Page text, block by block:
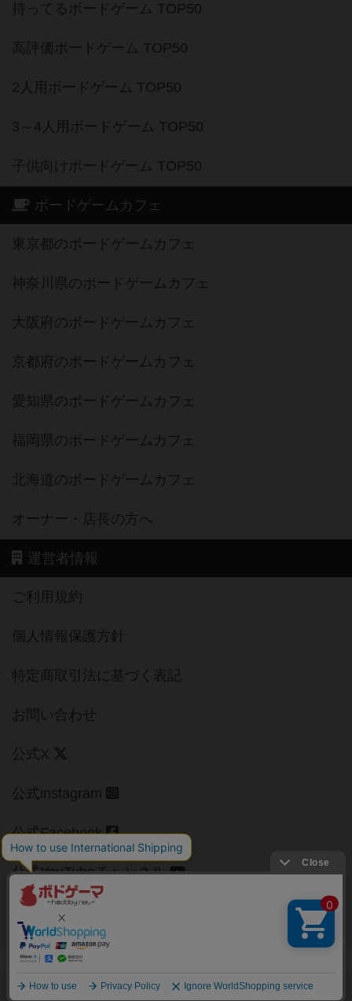
持ってるボードゲーム TOP50
高評価ボードゲーム TOP50
2人用ボードゲーム TOP50
3～4人用ボードゲーム TOP50
子供向けボードゲーム TOP50
ボードゲームカフェ
東京都のボードゲームカフェ
神奈川県のボードゲームカフェ
大阪府のボードゲームカフェ
京都府のボードゲームカフェ
愛知県のボードゲームカフェ
福岡県のボードゲームカフェ
北海道のボードゲームカフェ
オーナー・店長の方へ
運営者情報
ご利用規約
個人情報保護方針
特定商取引法に基づく表記
お問い合わせ
公式X
公式instagram
公式Facebook
公式YouTubeチャンネル